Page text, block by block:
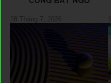
28 Tháng 7, 2026